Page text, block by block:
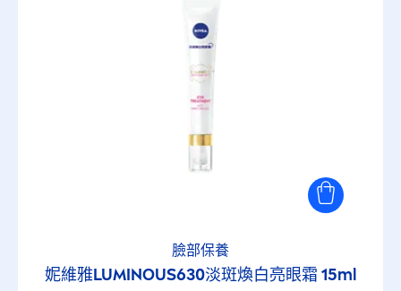
臉部保養
妮維雅LUMINOUS630淡斑煥白亮眼霜 15ml